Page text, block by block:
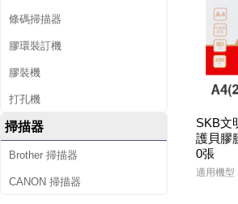
條碼掃描器
膠環裝訂機
膠裝機
打孔機
掃描器
Brother 掃描器
CANON 掃描器
SKB文
護貝膠
0張
適用機型